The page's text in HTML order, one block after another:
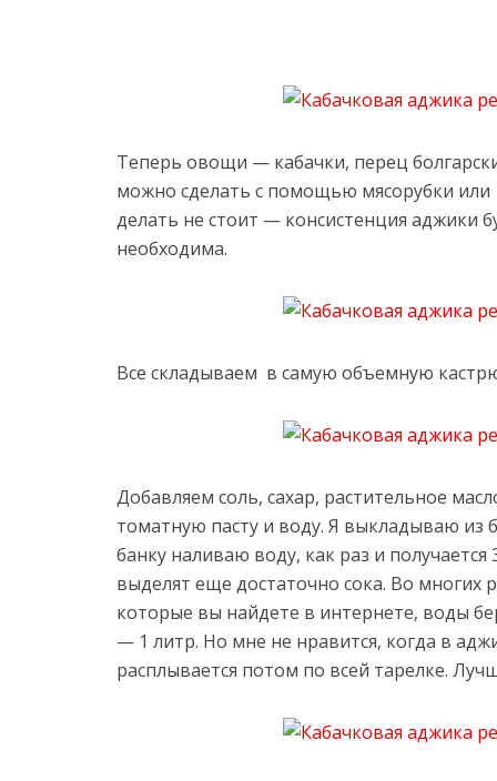
Теперь овощи — кабачки, перец
можно сделать с помощью мясорубки
делать не стоит — консистенция аджики
необходима.
Все складываем в самую объемную
Добавляем соль, сахар, растительное
томатную пасту и воду. Я выкладываю из
банку наливаю воду, как раз и
выделят еще достаточно сока. Во многих
которые вы найдете в интернете, воды
— 1 литр. Но мне не нравится, когда в
расплывается потом по всей тарелке.